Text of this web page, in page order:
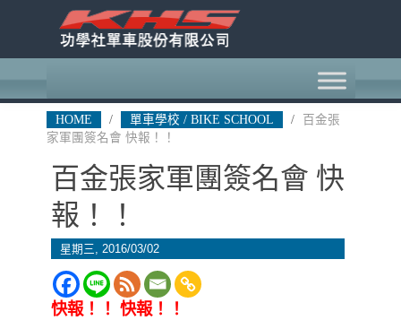
HOME / 單車學校 / BIKE SCHOOL /
百金張
家軍團簽名會 快報！！
百金張家軍團簽名會 快
報！！
星期三, 2016/03/02
快報！！ 快報！！